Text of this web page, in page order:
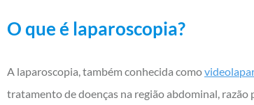
O que é laparoscopia?
A laparoscopia, também conhecida como
tratamento de doenças na região abdominal,